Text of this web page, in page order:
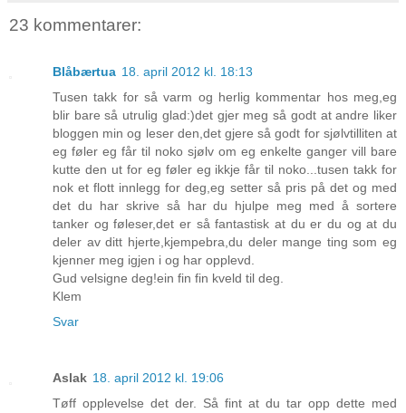
23 kommentarer:
Blåbærtua 18. april 2012 kl. 18:13
Tusen takk for så varm og herlig kommentar hos meg,eg
blir bare så utrulig glad:)det gjer meg så godt at andre liker
bloggen min og leser den,det gjere så godt for sjølvtilliten at
eg føler eg får til noko sjølv om eg enkelte ganger vill bare
kutte den ut for eg føler eg ikkje får til noko...tusen takk for
nok et flott innlegg for deg,eg setter så pris på det og med
det du har skrive så har du hjulpe meg med å sortere
tanker og føleser,det er så fantastisk at du er du og at du
deler av ditt hjerte,kjempebra,du deler mange ting som eg
kjenner meg igjen i og har opplevd.
Gud velsigne deg!ein fin fin kveld til deg.
Klem
Svar
Aslak 18. april 2012 kl. 19:06
Tøff opplevelse det der. Så fint at du tar opp dette med